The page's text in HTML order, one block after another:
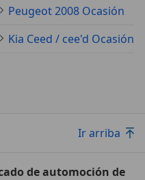
Peugeot 2008 Ocasión
Kia Ceed / cee'd Ocasión
Ir arriba
de automoción de